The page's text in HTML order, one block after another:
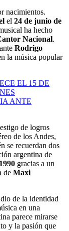
nacimientos.
el 24 de junio de
ha hecho
Nacional.
Rodrigo
la música popular
EL 15 DE
ANTE
de logros
de los Andes,
se recuerdan dos
argentina de
1990 gracias a un
de Maxi
de la identidad
en una
parece mirarse
y la pasión que